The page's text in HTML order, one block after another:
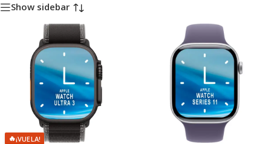
Show sidebar
🔥¡VUELA!